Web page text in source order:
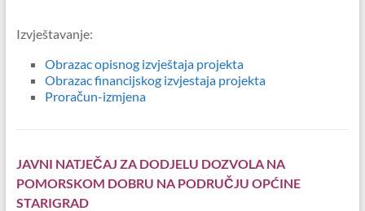
Izvještavanje:
Obrazac opisnog izvještaja projekta
Obrazac financijskog izvjestaja projekta
Proračun-izmjena
JAVNI NATJEČAJ ZA DODJELU DOZVOLA NA
POMORSKOM DOBRU NA PODRUČJU OPĆINE
STARIGRAD